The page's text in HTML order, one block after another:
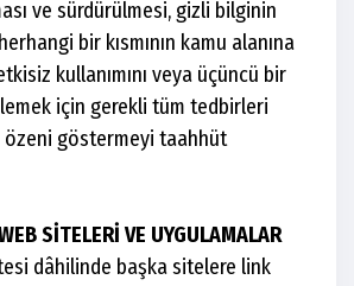
ve sürdürülmesi, gizli bilginin
bir kısmının kamu alanına
kullanımını veya üçüncü bir
için gerekli tüm tedbirleri
özeni göstermeyi taahhüt
SİTELERİ VE UYGULAMALAR
dâhilinde başka sitelere link